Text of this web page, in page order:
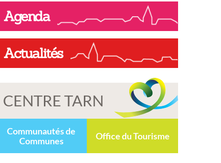
Agenda
Actualités
CENTRE TARN
Communautés de
Communes
Office du Tourisme